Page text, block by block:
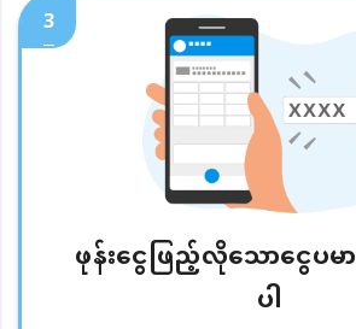
3
ဖုန်းငွေဖြည့်လိုသောငွေပ
ပါ